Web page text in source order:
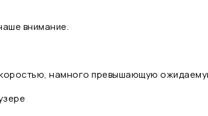
внимание.
намного превышающую